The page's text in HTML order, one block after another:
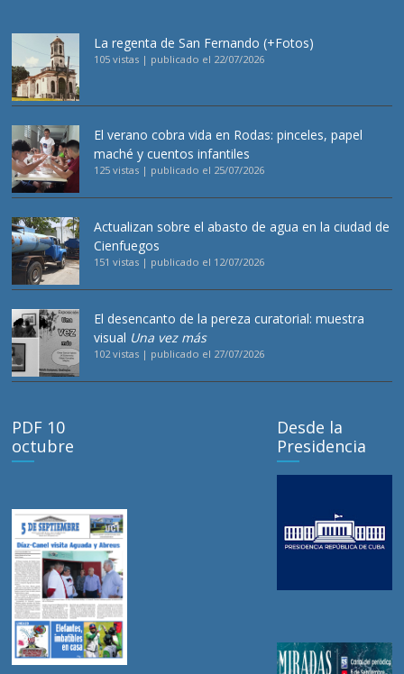
La regenta de San Fernando (+Fotos)
105 vistas | publicado el 22/07/2026
El verano cobra vida en Rodas: pinceles, papel
maché y cuentos infantiles
125 vistas | publicado el 25/07/2026
Actualizan sobre el abasto de agua en la ciudad de
Cienfuegos
151 vistas | publicado el 12/07/2026
El desencanto de la pereza curatorial: muestra
visual Una vez más
102 vistas | publicado el 27/07/2026
PDF 10
octubre
Desde la
Presidencia